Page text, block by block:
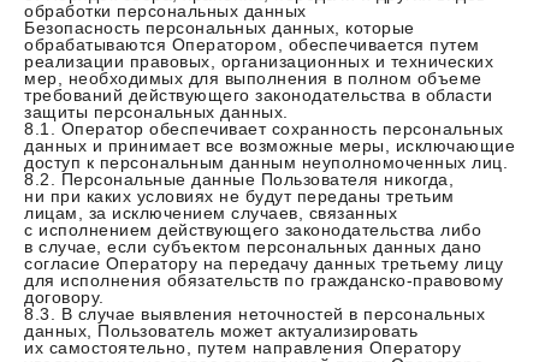
обработки персональных данных
Безопасность персональных данных, которые
обрабатываются Оператором, обеспечивается путем
реализации правовых, организационных и технических
мер, необходимых для выполнения в полном объеме
требований действующего законодательства в области
защиты персональных данных.
8.1. Оператор обеспечивает сохранность персональных
данных и принимает все возможные меры, исключающие
доступ к персональным данным неуполномоченных лиц.
8.2. Персональные данные Пользователя никогда,
ни при каких условиях не будут переданы третьим
лицам, за исключением случаев, связанных
с исполнением действующего законодательства либо
в случае, если субъектом персональных данных дано
согласие Оператору на передачу данных третьему лицу
для исполнения обязательств по гражданско-правовому
договору.
8.3. В случае выявления неточностей в персональных
данных, Пользователь может актуализировать
их самостоятельно, путем направления Оператору